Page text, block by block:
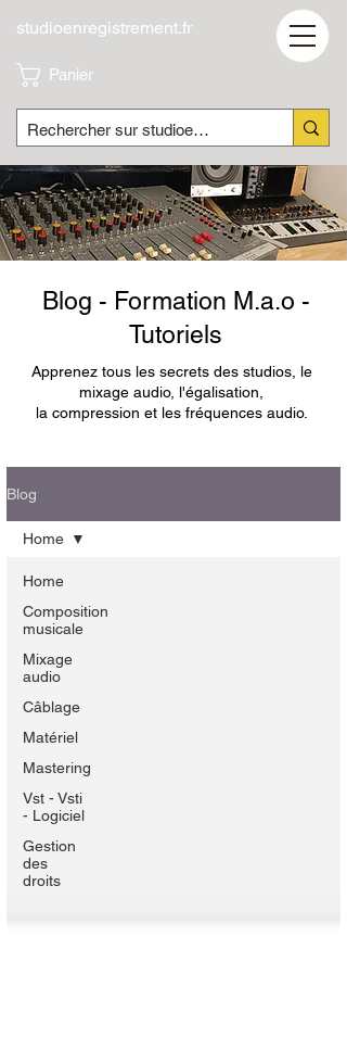
studioenregistrement.fr
Panier
Blog - Formation M.a.o -
Tutoriels
Apprenez tous les secrets des studios, le
mixage audio, l'égalisation,
la compression et les fréquences audio.
Blog
Home
Composition
musicale
Mixage
audio
Câblage
Matériel
Mastering
Vst - Vsti
- Logiciel
Gestion
des
droits
Home